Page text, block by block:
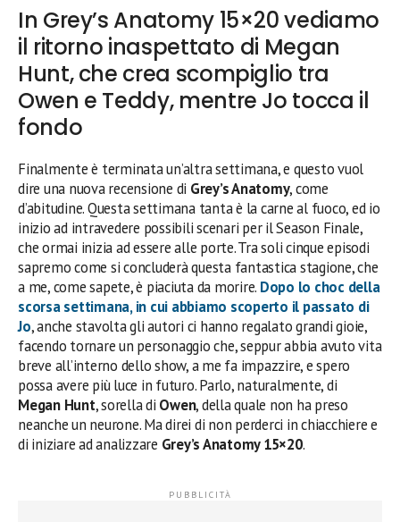
In Grey’s Anatomy 15×20 vediamo
il ritorno inaspettato di Megan
Hunt, che crea scompiglio tra
Owen e Teddy, mentre Jo tocca il
fondo
Finalmente è terminata un’altra settimana, e questo vuol
dire una nuova recensione di Grey’s Anatomy, come
d’abitudine. Questa settimana tanta è la carne al fuoco, ed io
inizio ad intravedere possibili scenari per il Season Finale,
che ormai inizia ad essere alle porte. Tra soli cinque episodi
sapremo come si concluderà questa fantastica stagione, che
a me, come sapete, è piaciuta da morire. Dopo lo choc della
scorsa settimana, in cui abbiamo scoperto il passato di
Jo, anche stavolta gli autori ci hanno regalato grandi gioie,
facendo tornare un personaggio che, seppur abbia avuto vita
breve all’interno dello show, a me fa impazzire, e spero
possa avere più luce in futuro. Parlo, naturalmente, di
Megan Hunt, sorella di Owen, della quale non ha preso
neanche un neurone. Ma direi di non perderci in chiacchiere e
di iniziare ad analizzare Grey’s Anatomy 15×20.